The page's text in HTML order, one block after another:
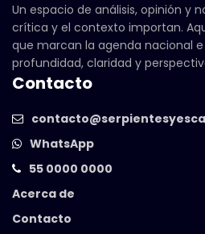
Un espacio de análisis, opinión y
crítica y el contexto importan.
que marcan la agenda nacional
profundidad, claridad y
Contacto
WhatsApp
55 0000 0000
Acerca de
Contacto